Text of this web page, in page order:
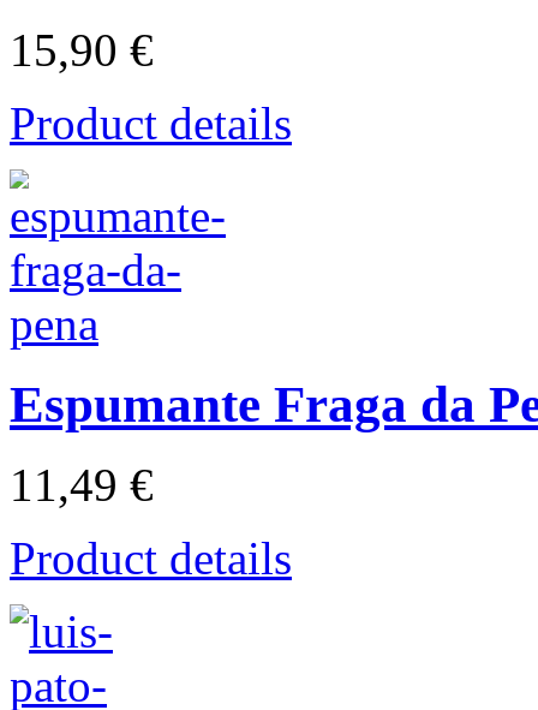
15,90 €
Product details
Espumante Fraga da
11,49 €
Product details